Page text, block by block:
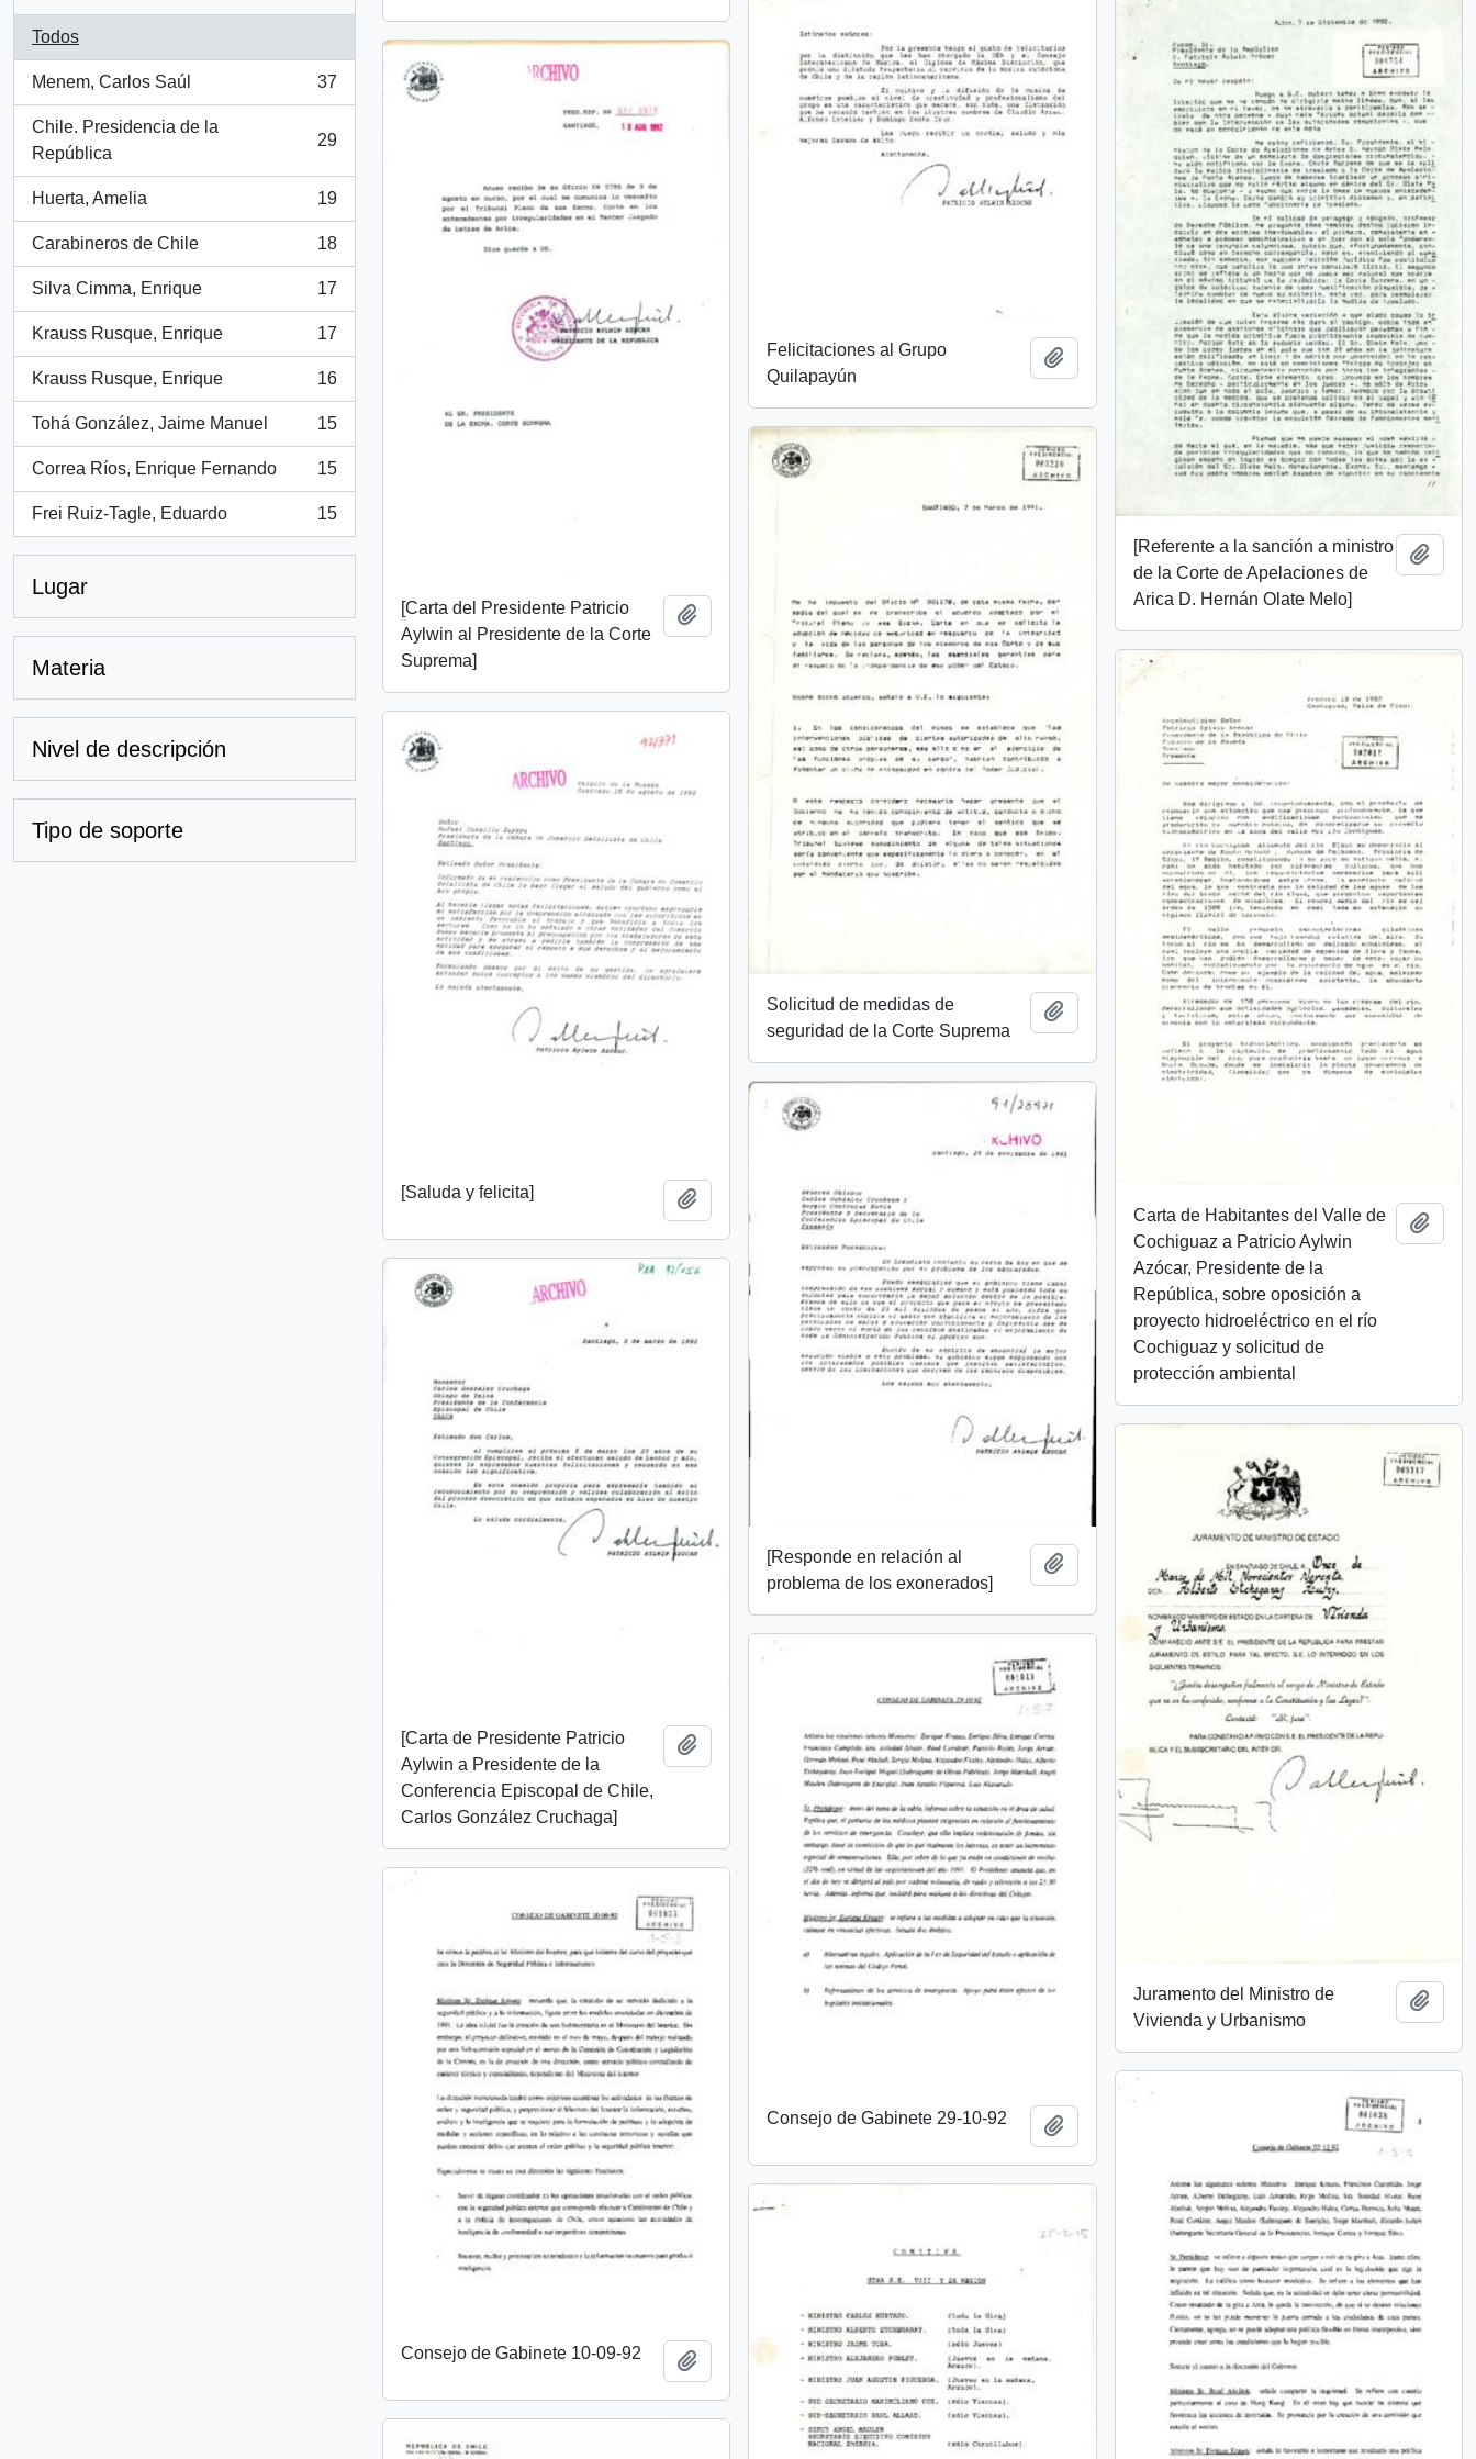
Todos
Menem, Carlos Saúl
, 37 resultados
37
Chile. Presidencia de la
República
, 29 resultados
29
Huerta, Amelia
, 19 resultados
19
Carabineros de Chile
, 18 resultados
18
Silva Cimma, Enrique
, 17 resultados
17
Krauss Rusque, Enrique
, 17 resultados
17
Krauss Rusque, Enrique
, 16 resultados
16
Tohá González, Jaime Manuel
, 15 resultados
15
Correa Ríos, Enrique Fernando
, 15 resultados
15
Frei Ruiz-Tagle, Eduardo
, 15 resultados
15
Lugar
Materia
Nivel de descripción
Tipo de soporte
Felicitaciones al Grupo
Quilapayún
Añadir al portapapeles
[Referente a la sanción a ministro
de la Corte de Apelaciones de
Arica D. Hernán Olate Melo]
[Carta del Presidente Patricio
Aylwin al Presidente de la Corte
Suprema]
Añadir al portapapeles
Solicitud de medidas de
seguridad de la Corte Suprema
Añadir al portapapeles
Carta de Habitantes del Valle de
Cochiguaz a Patricio Aylwin
Azócar, Presidente de la
República, sobre oposición a
proyecto hidroeléctrico en el río
Cochiguaz y solicitud de
protección ambiental
[Saluda y felicita] Añadir al portapapeles
[Responde en relación al
problema de los exonerados]
Añadir al portapapeles
[Carta de Presidente Patricio
Aylwin a Presidente de la
Conferencia Episcopal de Chile,
Carlos González Cruchaga]
Añadir al portapapeles
Juramento del Ministro de
Vivienda y Urbanismo
Consejo de Gabinete 29-10-92 Añadir al portapapeles
Consejo de Gabinete 10-09-92 Añadir al portapapeles